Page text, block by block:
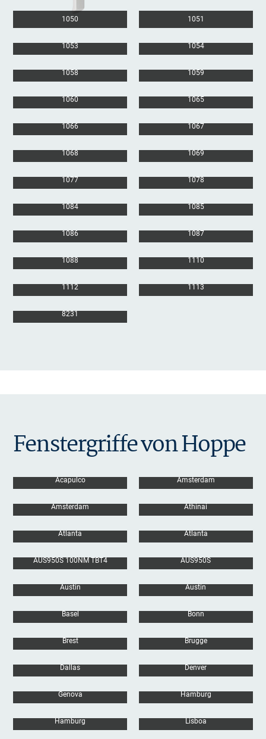
1050 1051
1053 1054
1058 1059
1060 1065
1066 1067
1068 1069
1077 1078
1084 1085
1086 1087
1088 1110
1112 1113
8231
Fenstergriffe von Hoppe
Acapulco Amsterdam
Amsterdam Athinai
Atlanta Atlanta
AUS950S 100NM TBT4 AUS950S
Austin Austin
Basel Bonn
Brest Brugge
Dallas Denver
Genova Hamburg
Hamburg Lisboa